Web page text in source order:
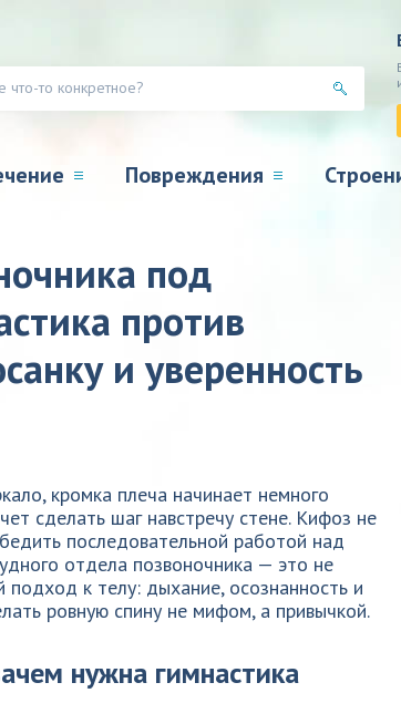
Повреждения
под
против
и уверенность
кромка плеча начинает немного
сделать шаг навстречу стене. Кифоз не
последовательной работой над
отдела позвоночника — это не
к телу: дыхание, осознанность и
ровную спину не мифом, а привычкой.
нужна гимнастика